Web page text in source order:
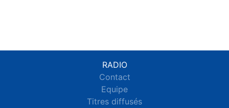
RADIO
Contact
Equipe
Titres diffusés